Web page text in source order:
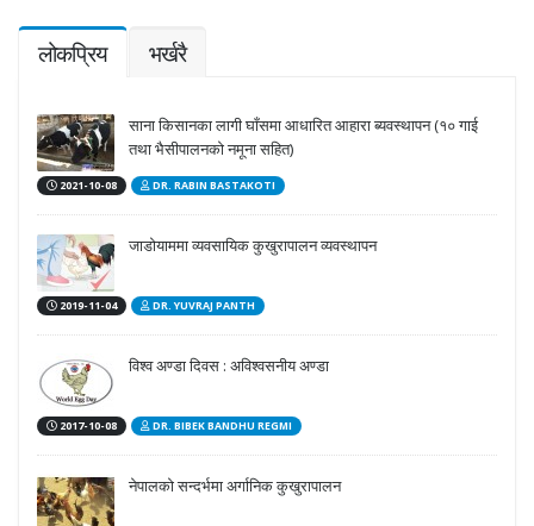
लोकप्रिय भर्खरै
साना किसानका लागी घाँसमा आधारित आहारा ब्यवस्थापन (१० गाई
तथा भैसीपालनको नमूना सहित)
2021-10-08 DR. RABIN BASTAKOTI
जाडोयाममा व्यवसायिक कुखुरापालन व्यवस्थापन
2019-11-04 DR. YUVRAJ PANTH
विश्व अण्डा दिवस : अविश्वसनीय अण्डा
2017-10-08 DR. BIBEK BANDHU REGMI
नेपालको सन्दर्भमा अर्गानिक कुखुरापालन